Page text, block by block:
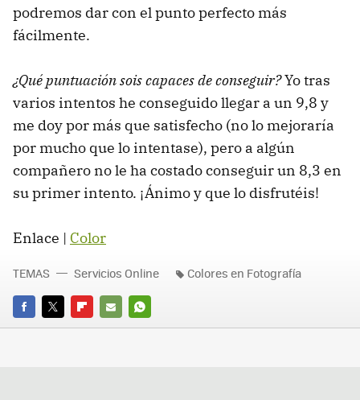
podremos dar con el punto perfecto más
fácilmente.
¿Qué puntuación sois capaces de conseguir?Yo tras
varios intentos he conseguido llegar a un 9,8 y
me doy por más que satisfecho (no lo mejoraría
por mucho que lo intentase), pero a algún
compañero no le ha costado conseguir un 8,3 en
su primer intento. ¡Ánimo y que lo disfrutéis!
Enlace | Color
FACEBOOK
TWITTERFLIPBOARD
E-
WHATSAPP
TEMAS Servicios Online Colores en Fotografía